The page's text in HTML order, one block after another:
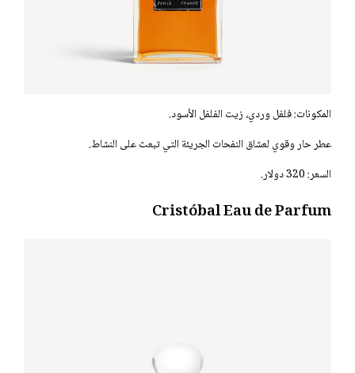
المكونات: فلفل وردي، زيت الفلفل الأسود.
عطر حار وقوي لعشاق النفحات الجريئة التي تبعث على النشاط.
السعر: 320 دولار.
Cristóbal Eau de Parfum